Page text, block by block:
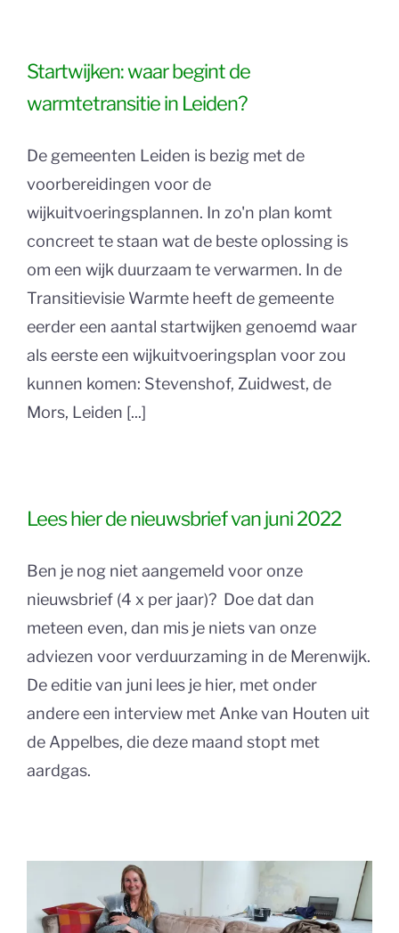
Startwijken: waar begint de
warmtetransitie in Leiden?
De gemeenten Leiden is bezig met de
voorbereidingen voor de
wijkuitvoeringsplannen. In zo'n plan komt
concreet te staan wat de beste oplossing is
om een wijk duurzaam te verwarmen. In de
Transitievisie Warmte heeft de gemeente
eerder een aantal startwijken genoemd waar
als eerste een wijkuitvoeringsplan voor zou
kunnen komen: Stevenshof, Zuidwest, de
Mors, Leiden [...]
Lees hier de nieuwsbrief van juni 2022
Ben je nog niet aangemeld voor onze
nieuwsbrief (4 x per jaar)? Doe dat dan
meteen even, dan mis je niets van onze
adviezen voor verduurzaming in de Merenwijk.
De editie van juni lees je hier, met onder
andere een interview met Anke van Houten uit
de Appelbes, die deze maand stopt met
aardgas.